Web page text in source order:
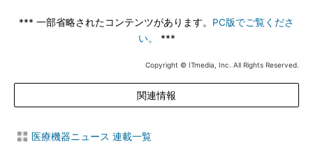
*** 一部省略されたコンテンツがあります。 PC版でご覧くださ
い。
***
Copyright © ITmedia, Inc. All Rights Reserved.
関連情報
医療機器ニュース 連載一覧